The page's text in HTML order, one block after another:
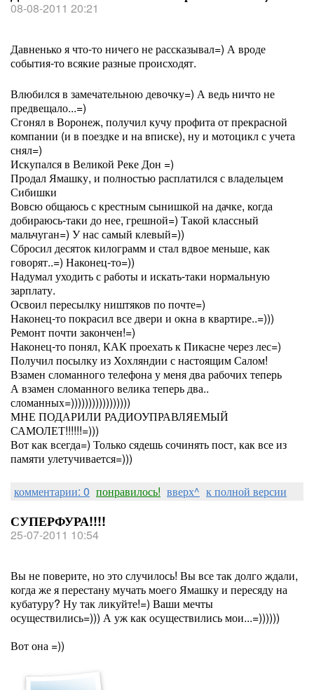
08-08-2011 20:21
Давненько я что-то ничего не рассказывал=) А вроде
события-то всякие разные происходят.
Влюбился в замечательною девочку=) А ведь ничто не
предвещало...=)
Сгонял в Воронеж, получил кучу профита от прекрасной
компании (и в поездке и на вписке), ну и мотоцикл с учета
снял=)
Искупался в Великой Реке Дон =)
Продал Ямашку, и полностью расплатился с владельцем
Сибишки
Вовсю общаюсь с крестным сынишкой на дачке, когда
добираюсь-таки до нее, грешной=) Такой классный
мальчуган=) У нас самый клевый=))
Сбросил десяток килограмм и стал вдвое меньше, как
говорят..=) Наконец-то=))
Надумал уходить с работы и искать-таки нормальную
зарплату.
Освоил пересылку ништяков по почте=)
Наконец-то покрасил все двери и окна в квартире..=)))
Ремонт почти закончен!=)
Наконец-то понял, КАК проехать к Пикасне через лес=)
Получил посылку из Хохляндии с настоящим Салом!
Взамен сломанного телефона у меня два рабочих теперь
А взамен сломанного велика теперь два..
сломанных=)))))))))))))))))
МНЕ ПОДАРИЛИ РАДИОУПРАВЛЯЕМЫЙ
САМОЛЕТ!!!!!!=)))
Вот как всегда=) Только сядешь сочинять пост, как все из
памяти улетучивается=)))
комментарии: 0 понравилось! вверх^ к полной версии
СУПЕРФУРА!!!!
25-07-2011 10:54
Вы не поверите, но это случилось! Вы все так долго ждали,
когда же я перестану мучать моего Ямашку и пересяду на
кубатуру? Ну так ликуйте!=) Ваши мечты
осуществились=))) А уж как осуществились мои...=))))))
Вот она =))